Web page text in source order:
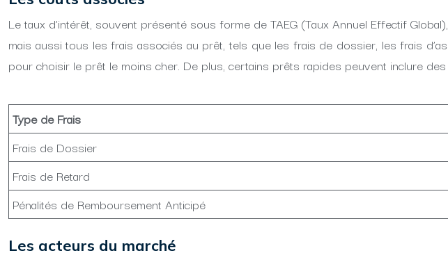
Le taux d’intérêt, souvent présenté sous forme de TAEG (Taux Annuel Effectif
mais aussi tous les frais associés au prêt, tels que les frais de dossier, les frais
pour choisir le prêt le moins cher. De plus, certains prêts rapides peuvent inclure
Type de Frais
Frais de Dossier
Frais de Retard
Pénalités de Remboursement Anticipé
Les acteurs du marché